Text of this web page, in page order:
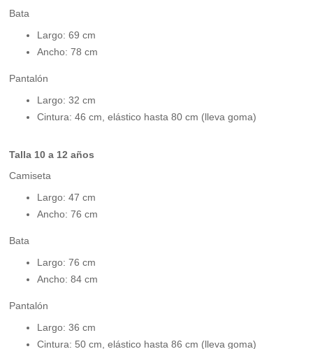
Bata
Largo: 69 cm
Ancho: 78 cm
Pantalón
Largo: 32 cm
Cintura: 46 cm, elástico hasta 80 cm (lleva goma)
Talla 10 a 12 años
Camiseta
Largo: 47 cm
Ancho: 76 cm
Bata
Largo: 76 cm
Ancho: 84 cm
Pantalón
Largo: 36 cm
Cintura: 50 cm, elástico hasta 86 cm (lleva goma)